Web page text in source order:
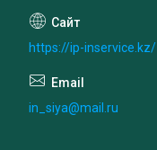
https://ip-inservice.kz/
in_siya@mail.ru